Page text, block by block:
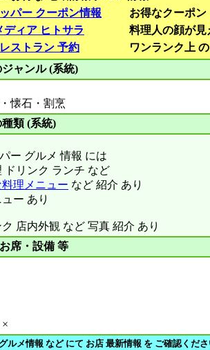
パー クーポン情報
お得なクーポ
ディア ヒトサラ
料理人の顔が
ストラン 予約 ワンランク上
ャンル (系統)
懐石・割烹
類 (系統)
ー グルメ 情報 には
ドリンク ランチ など
料理メニュー など 紹介 あり
ー あり
店内外観 など 写真 紹介 あり
席・設備 等
ルメ情報 など にて お店 最新情報 を ご確認くだ